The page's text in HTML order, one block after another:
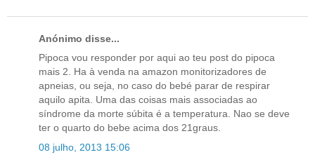
Anónimo disse...
Pipoca vou responder por aqui ao teu post do pipoca
mais 2. Ha à venda na amazon monitorizadores de
apneias, ou seja, no caso do bebé parar de respirar
aquilo apita. Uma das coisas mais associadas ao
síndrome da morte súbita é a temperatura. Nao se deve
ter o quarto do bebe acima dos 21graus.
08 julho, 2013 15:06